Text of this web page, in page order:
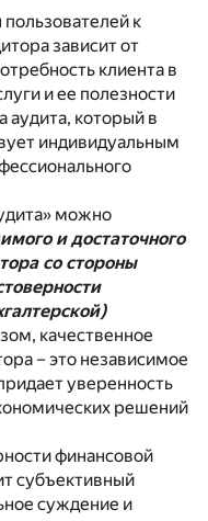
к
зависит от
клиента в
и ее полезности
аудита, который в
индивидуальным
можно
и достаточного
со стороны
качественное
– это независимое
уверенность
решений
финансовой
субъективный
суждение и